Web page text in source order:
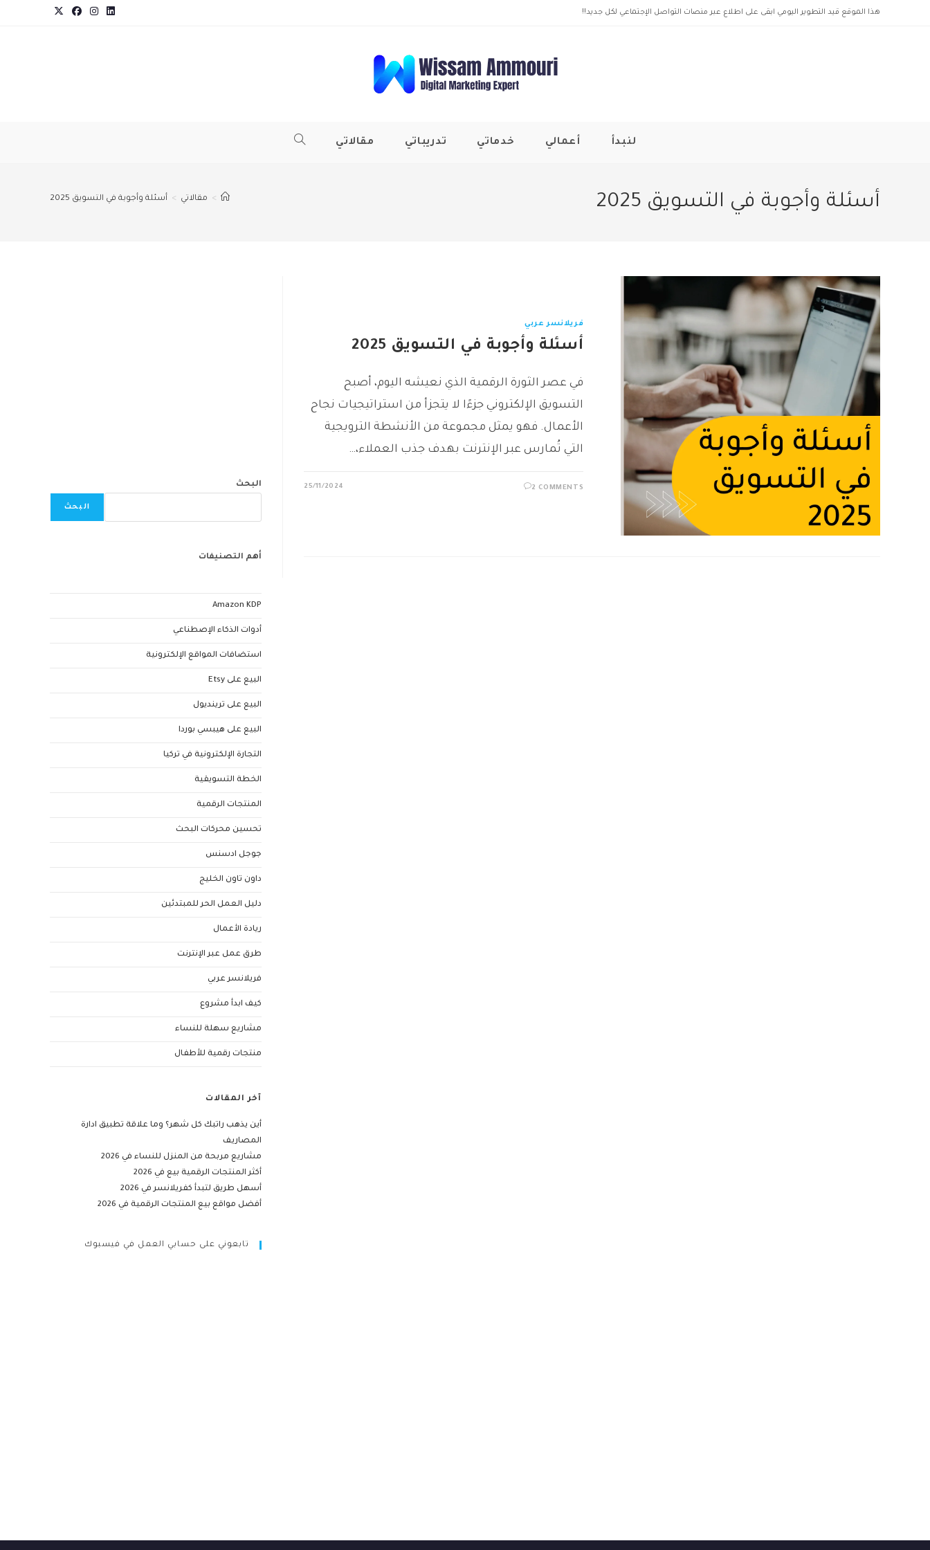
هذا الموقع قيد التطوير اليومي ابقى على اطلاع عبر منصات التواصل الإجتماعي لكل جديد!!
لنبدأ أعمالي خدماتي تدريباتي مقالاتي TOGGLE
أسئلة وأجوبة في التسويق 2025 > مقالاتي > أسئلة وأجوبة في التسويق 2025
فريلانسر عربي
أسئلة وأجوبة في التسويق 2025
في عصر الثورة الرقمية الذي نعيشه اليوم، أصبح
التسويق الإلكتروني جزءًا لا يتجزأ من استراتيجيات نجاح
الأعمال. فهو يمثل مجموعة من الأنشطة الترويجية
التي تُمارس عبر الإنترنت بهدف جذب العملاء،…
2 COMMENTS
25/11/2024 البحث
البحث
أهم التصنيفات
Amazon KDP
أدوات الذكاء الإصطناعي
استضافات المواقع الإلكترونية
البيع على Etsy
البيع على ترينديول
البيع على هيبسي بوردا
التجارة الإلكترونية في تركيا
الخطة التسويقية
المنتجات الرقمية
تحسين محركات البحث
جوجل ادسنس
داون تاون الخليج
دليل العمل الحر للمبتدئين
ريادة الأعمال
طرق عمل عبر الإنترنت
فريلانسر عربي
كيف ابدأ مشروع
مشاريع سهلة للنساء
منتجات رقمية للأطفال
آخر المقالات
أين يذهب راتبك كل شهر؟ وما علاقة تطبيق ادارة
المصاريف
مشاريع مربحة من المنزل للنساء في 2026
أكثر المنتجات الرقمية بيع في 2026
أسهل طريق لتبدأ كفريلانسر في 2026
أفضل مواقع بيع المنتجات الرقمية في 2026
تابعوني على حسابي العمل في فيسبوك